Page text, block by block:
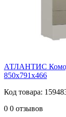
АТЛАНТИС
850х791х466
Код товара:
0 0 отзывов